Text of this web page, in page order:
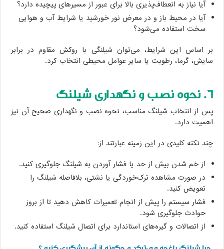
آیا نیاز به انعطاف‌پذیری بالا برای عبور از مسیرهای پیچیده دارد؟
آیا در محیط باز و در معرض نور خورشید یا شرایط آب و هوایی
سخت استفاده می‌شود؟
بر اساس این شرایط، می‌توان شیلنگی با روکش مقاوم در برابر
سایش، گرما، رطوبت یا سایر عوامل محیطی انتخاب کرد.
۶. نحوه نصب و نگهداری شیلنگ
پس از انتخاب شیلنگ مناسب، نحوه نصب و نگهداری صحیح آن نیز
اهمیت دارد.
چند نکته کلیدی در این زمینه عبارتند از:
از خم شدن بیش از حد یا فشار آوردن به شیلنگ جلوگیری کنید.
در صورت مشاهده ترک‌خوردگی یا نشتی، بلافاصله شیلنگ را
تعویض کنید.
فشار سیستم را پیش از انجام تعمیرات کاهش دهید تا از بروز
حوادث جلوگیری شود.
از اتصالات و گیره‌های استاندارد برای اتصال شیلنگ استفاده کنید.